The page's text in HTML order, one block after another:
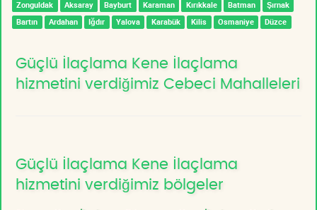
Zonguldak Aksaray Bayburt Karaman Kırıkkale Batman
Şırnak
Bartın
Ardahan Iğdır Yalova Karabük Kilis Osmaniye Düzce
Güçlü İlaçlama Kene İlaçlama
hizmetini verdiğimiz Cebeci Mahalleleri
Güçlü İlaçlama Kene İlaçlama
hizmetini verdiğimiz bölgeler